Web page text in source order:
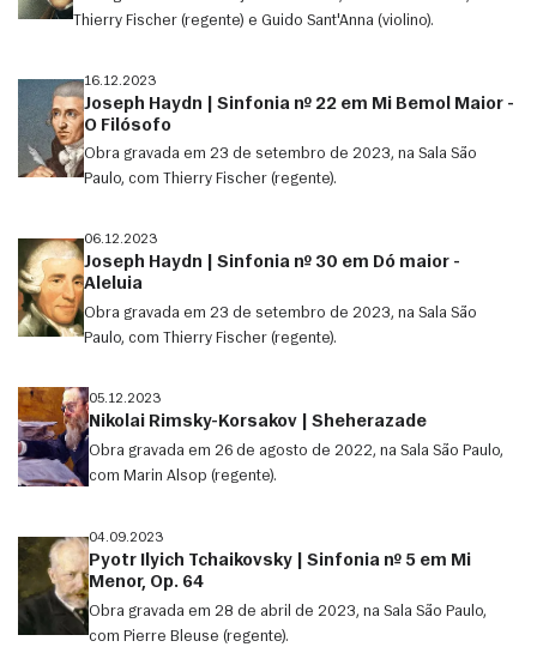
Thierry Fischer (regente) e Guido Sant'Anna (violino).
16.12.2023
Joseph Haydn | Sinfonia nº 22 em Mi Bemol Maior -
O Filósofo
Obra gravada em 23 de setembro de 2023, na Sala São
Paulo, com Thierry Fischer (regente).
06.12.2023
Joseph Haydn | Sinfonia nº 30 em Dó maior -
Aleluia
Obra gravada em 23 de setembro de 2023, na Sala São
Paulo, com Thierry Fischer (regente).
05.12.2023
Nikolai Rimsky-Korsakov | Sheherazade
Obra gravada em 26 de agosto de 2022, na Sala São Paulo,
com Marin Alsop (regente).
04.09.2023
Pyotr Ilyich Tchaikovsky | Sinfonia nº 5 em Mi
Menor, Op. 64
Obra gravada em 28 de abril de 2023, na Sala São Paulo,
com Pierre Bleuse (regente).